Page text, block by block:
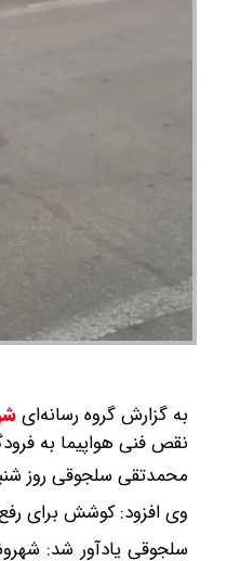
به گزارش گروه رسانه‌ای
نقص فنی هواپیما به
محمدتقی سلجوقی روز
وی افزود: کوشش برای رفع